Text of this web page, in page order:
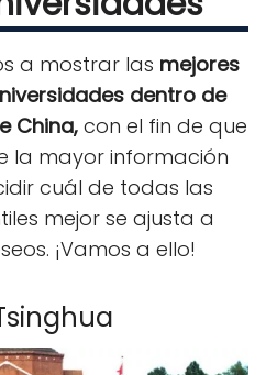
a mostrar las mejores
dentro de
China, con el fin de que
la mayor información
cuál de todas las
mejor se ajusta a
¡Vamos a ello!